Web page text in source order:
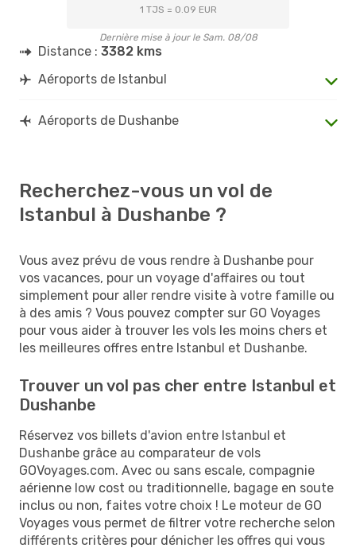
1 TJS = 0.09 EUR
Dernière mise à jour le Sam. 08/08
Distance : 3382 kms
Aéroports de Istanbul
Aéroports de Dushanbe
Recherchez-vous un vol de
Istanbul à Dushanbe ?
Vous avez prévu de vous rendre à Dushanbe pour
vos vacances, pour un voyage d'affaires ou tout
simplement pour aller rendre visite à votre famille ou
à des amis ? Vous pouvez compter sur GO Voyages
pour vous aider à trouver les vols les moins chers et
les meilleures offres entre Istanbul et Dushanbe.
Trouver un vol pas cher entre Istanbul et
Dushanbe
Réservez vos billets d'avion entre Istanbul et
Dushanbe grâce au comparateur de vols
GOVoyages.com. Avec ou sans escale, compagnie
aérienne low cost ou traditionnelle, bagage en soute
inclus ou non, faites votre choix ! Le moteur de GO
Voyages vous permet de filtrer votre recherche selon
différents critères pour dénicher les offres qui vous